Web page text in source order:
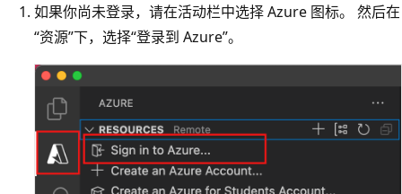
如果你尚未登录，请在活动栏中选择 Azure 图标。
然后在
“资源”下，选择“登录到 Azure”。